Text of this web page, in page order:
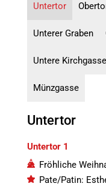
Untertor
Unterer Graben
Untere Kirchgasse
Münzgasse
Untertor
Untertor 1
Fröhliche
Pate/Patin: